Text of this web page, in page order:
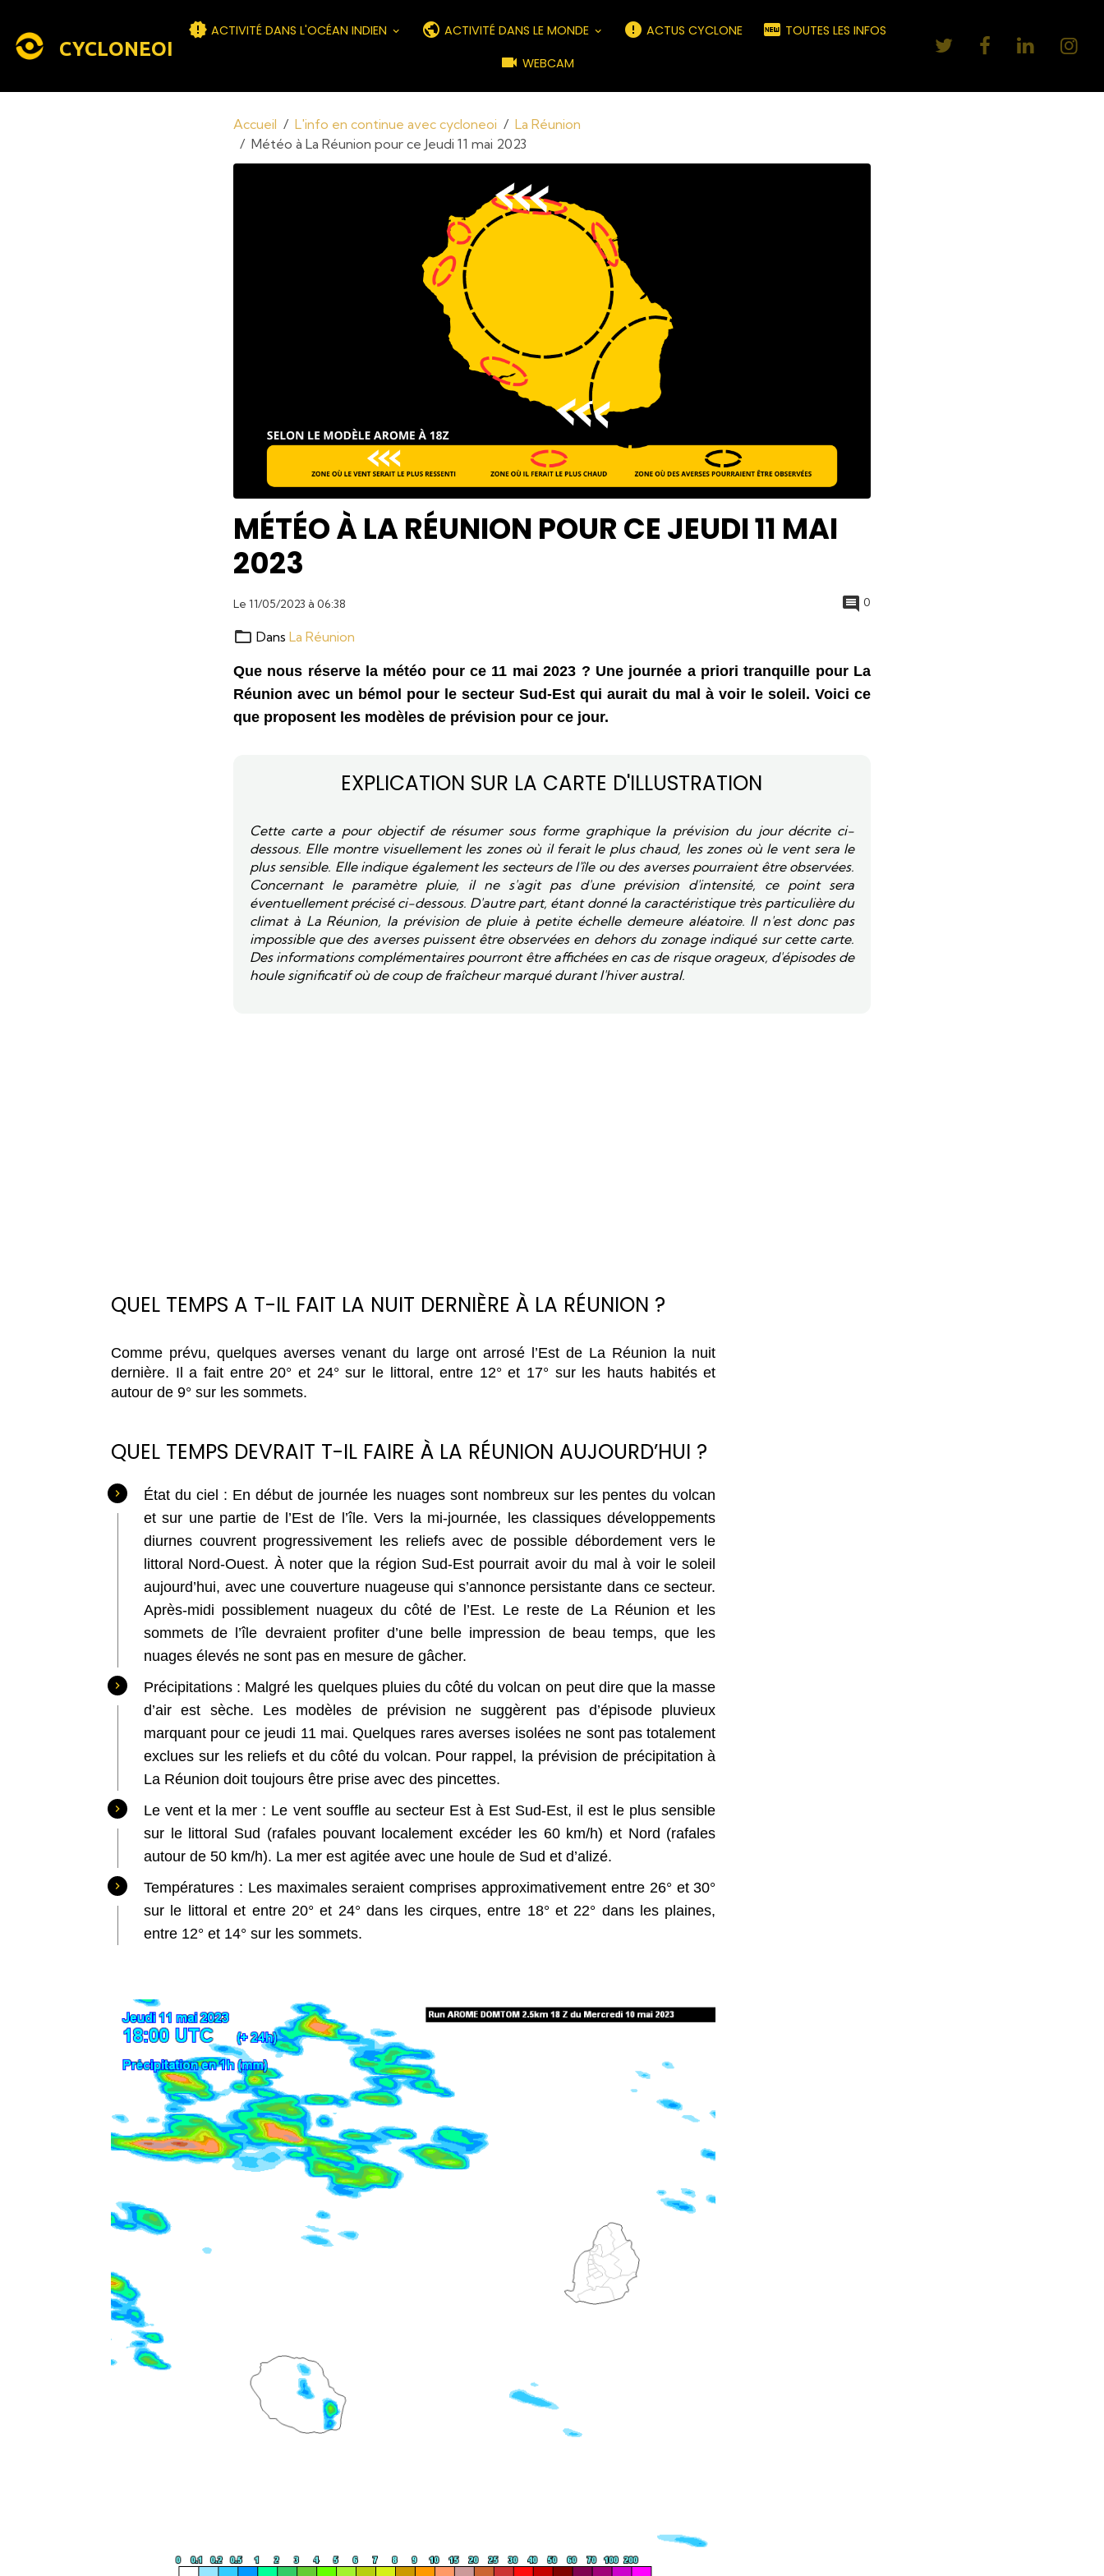
CYCLONEOI
ACTIVITÉ DANS L'OCÉAN INDIEN ACTIVITÉ DANS LE MONDE ACTUS CYCLONE
TOUTES LES INFOS
WEBCAM
Accueil L'info en continue avec cycloneoi
La Réunion
Météo à La Réunion pour ce Jeudi 11 mai 2023
MÉTÉO À LA RÉUNION POUR CE JEUDI 11 MAI
2023
Le 11/05/2023 à 06:38 0
Dans La Réunion
Que nous réserve la météo pour ce 11 mai 2023 ? Une journée a priori tranquille pour La
Réunion avec un bémol pour le secteur Sud-Est qui aurait du mal à voir le soleil. Voici ce
que proposent les modèles de prévision pour ce jour.
EXPLICATION SUR LA CARTE D'ILLUSTRATION
Cette carte a pour objectif de résumer sous forme graphique la prévision du jour décrite ci-
dessous. Elle montre visuellement les zones où il ferait le plus chaud, les zones où le vent sera le
plus sensible. Elle indique également les secteurs de l'île ou des averses pourraient être observées.
Concernant le paramètre pluie, il ne s'agit pas d'une prévision d'intensité, ce point sera
éventuellement précisé ci-dessous. D'autre part, étant donné la caractéristique très particulière du
climat à La Réunion, la prévision de pluie à petite échelle demeure aléatoire. Il n'est donc pas
impossible que des averses puissent être observées en dehors du zonage indiqué sur cette carte.
Des informations complémentaires pourront être affichées en cas de risque orageux, d'épisodes de
houle significatif où de coup de fraîcheur marqué durant l'hiver austral.
QUEL TEMPS A T-IL FAIT LA NUIT DERNIÈRE À LA RÉUNION ?
Comme prévu, quelques averses venant du large ont arrosé l’Est de La Réunion la nuit
dernière. Il a fait entre 20° et 24° sur le littoral, entre 12° et 17° sur les hauts habités et
autour de 9° sur les sommets.
QUEL TEMPS DEVRAIT T-IL FAIRE À LA RÉUNION AUJOURD’HUI ?
État du ciel : En début de journée les nuages sont nombreux sur les pentes du volcan
et sur une partie de l’Est de l’île. Vers la mi-journée, les classiques développements
diurnes couvrent progressivement les reliefs avec de possible débordement vers le
littoral Nord-Ouest. À noter que la région Sud-Est pourrait avoir du mal à voir le soleil
aujourd’hui, avec une couverture nuageuse qui s’annonce persistante dans ce secteur.
Après-midi possiblement nuageux du côté de l’Est. Le reste de La Réunion et les
sommets de l’île devraient profiter d’une belle impression de beau temps, que les
nuages élevés ne sont pas en mesure de gâcher.
Précipitations : Malgré les quelques pluies du côté du volcan on peut dire que la masse
d’air est sèche. Les modèles de prévision ne suggèrent pas d’épisode pluvieux
marquant pour ce jeudi 11 mai. Quelques rares averses isolées ne sont pas totalement
exclues sur les reliefs et du côté du volcan. Pour rappel, la prévision de précipitation à
La Réunion doit toujours être prise avec des pincettes.
Le vent et la mer : Le vent souffle au secteur Est à Est Sud-Est, il est le plus sensible
sur le littoral Sud (rafales pouvant localement excéder les 60 km/h) et Nord (rafales
autour de 50 km/h). La mer est agitée avec une houle de Sud et d’alizé.
Températures : Les maximales seraient comprises approximativement entre 26° et 30°
sur le littoral et entre 20° et 24° dans les cirques, entre 18° et 22° dans les plaines,
entre 12° et 14° sur les sommets.